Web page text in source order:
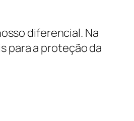
diferencial. Na
para a proteção da